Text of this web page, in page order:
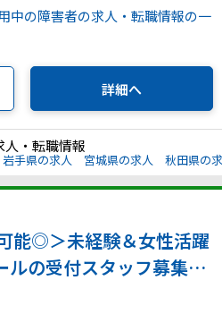
中の障害者の求人・転職情報の一
詳細へ
人・転職情報
岩手県の求人 宮城県の求人 秋田県の
能◎＞未経験＆女性活躍
ルの受付スタッフ募集！